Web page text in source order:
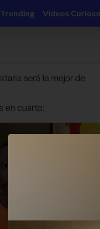
Trending Videos